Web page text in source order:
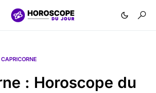
: Horoscope du